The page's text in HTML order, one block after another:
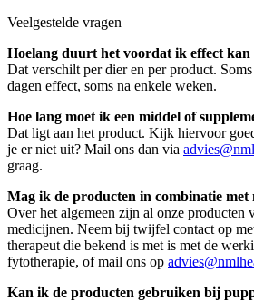
Veelgestelde vragen
Hoelang duurt het voordat ik effect kan
Dat verschilt per dier en per product.
dagen effect, soms na enkele weken.
Hoe lang moet ik een middel of
Dat ligt aan het product. Kijk hiervoor
je er niet uit? Mail ons dan via
graag.
Mag ik de producten in combinatie met
Over het algemeen zijn al onze producten
medicijnen. Neem bij twijfel contact op
therapeut die bekend is met is met de
fytotherapie, of mail ons op
Kan ik de producten gebruiken bij